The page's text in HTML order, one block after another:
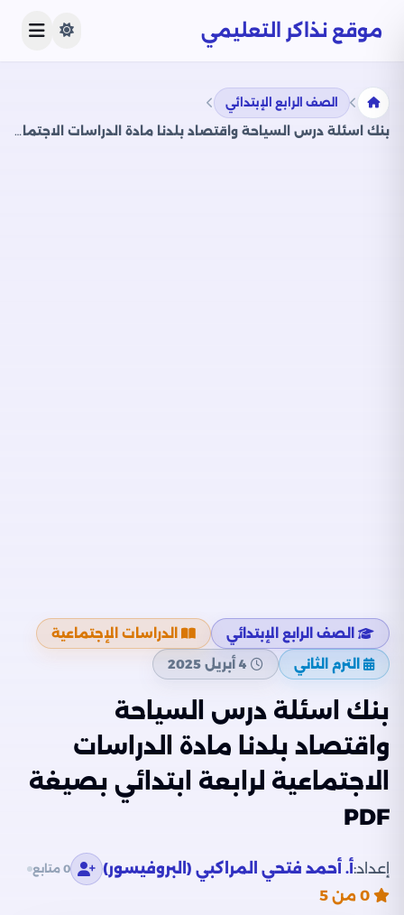
موقع نذاكر التعليمي
الصف الرابع الإبتدائي
بنك اسئلة درس السياحة واقتصاد بلدنا مادة الدراسات الاجتماعية لرابعة ابتدائي بصيغة PDF
الصف الرابع الإبتدائي
الدراسات الإجتماعية
الترم الثاني
4 أبريل 2025
بنك اسئلة درس السياحة
واقتصاد بلدنا مادة الدراسات
الاجتماعية لرابعة ابتدائي بصيغة
PDF
إعداد: أ. أحمد فتحي المراكبي (البروفيسور) 0 متابع
0 من 5